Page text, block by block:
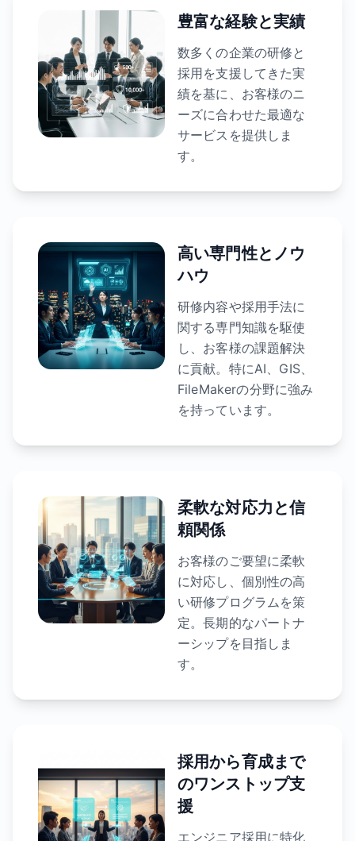
豊富な経験と実績
数多くの企業の研修と
採用を支援してきた実
績を基に、お客様のニ
ーズに合わせた最適な
サービスを提供しま
す。
高い専門性とノウ
ハウ
研修内容や採用手法に
関する専門知識を駆使
し、お客様の課題解決
に貢献。特にAI、GIS、
FileMakerの分野に強み
を持っています。
柔軟な対応力と信
頼関係
お客様のご要望に柔軟
に対応し、個別性の高
い研修プログラムを策
定。長期的なパートナ
ーシップを目指しま
す。
採用から育成まで
のワンストップ支
援
エンジニア採用に特化